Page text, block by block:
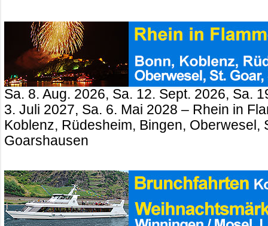
Sa. 8. Aug. 2026, Sa. 12. Sept. 2026, Sa.
3. Juli 2027, Sa. 6. Mai 2028 – Rhein in
Koblenz, Rüdesheim, Bingen, Oberwesel,
Goarshausen